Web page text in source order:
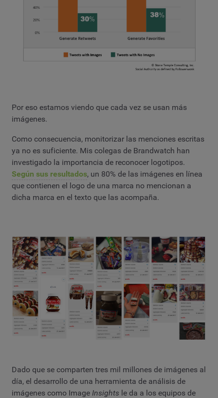
Por eso estamos viendo que cada vez se usan más
imágenes.
Como consecuencia, monitorizar las menciones escritas
ya no es suficiente. Mis colegas de Brandwatch han
investigado la importancia de reconocer logotipos.
Según sus resultados, un 80% de las imágenes en línea
que contienen el logo de una marca no mencionan a
dicha marca en el texto que las acompaña.
Dado que se comparten tres mil millones de imágenes al
día, el desarrollo de una herramienta de análisis de
imágenes como Image Insights le da a los equipos de